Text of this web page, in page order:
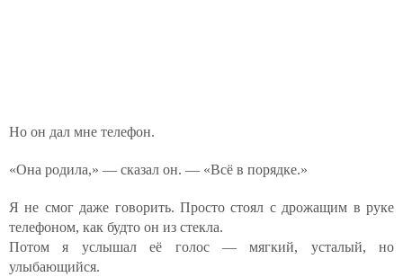
Но он дал мне телефон.
«Она родила,» — сказал он. — «Всё в порядке.»
Я не смог даже говорить. Просто стоял с дрожащим в руке
телефоном, как будто он из стекла.
Потом я услышал её голос — мягкий, усталый, но
улыбающийся.